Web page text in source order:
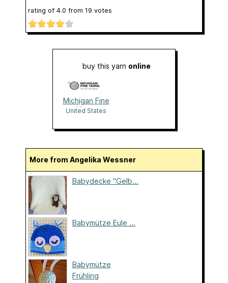
rating of 4.0 from 19 votes
buy this yarn online
Michigan Fine
Yarns
United States
More from Angelika Wessner
Babydecke "Gelb...
Babymütze Eule ...
Babymütze
Frühling